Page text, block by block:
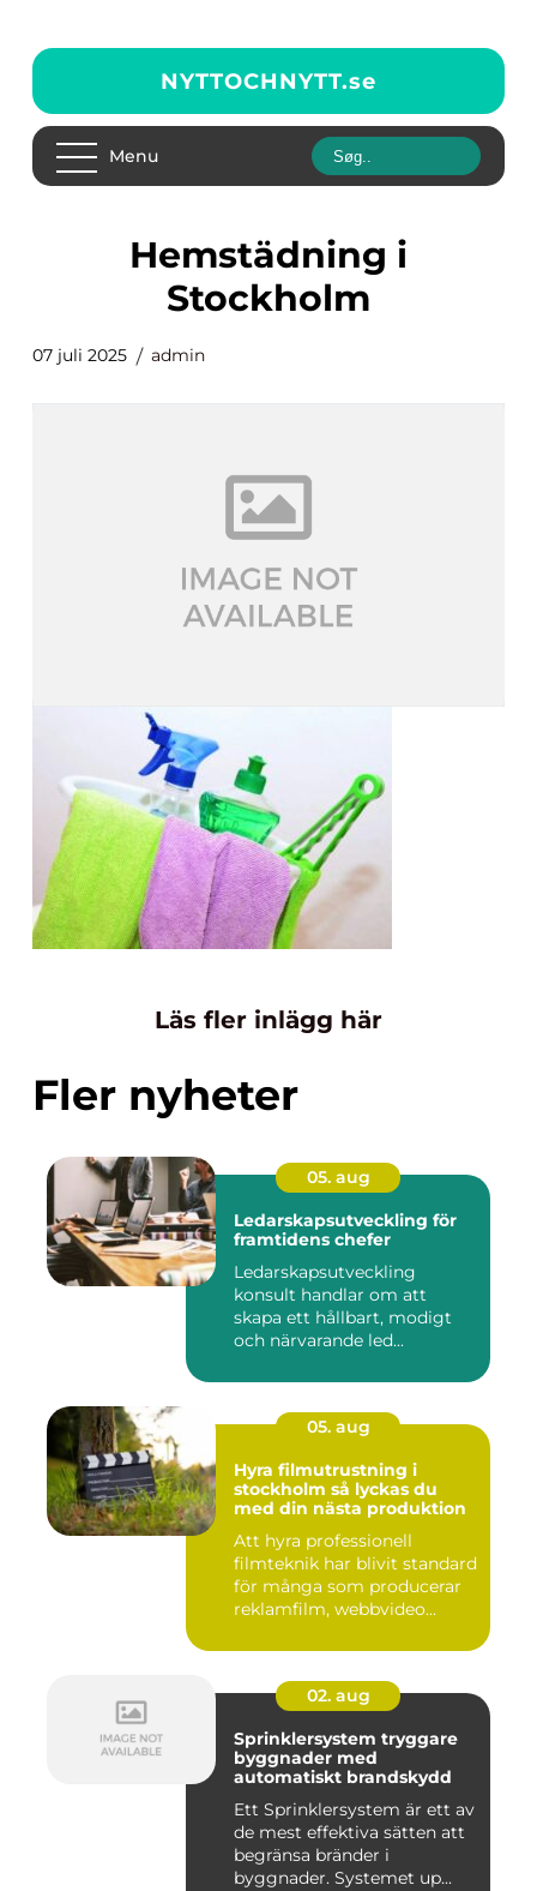
NYTTOCHNYTT.se
Menu
hemstädning i
Stockholm
07 juli 2025 admin
Läs fler inlägg här
Fler nyheter
05. aug
Ledarskapsutveckling för
framtidens chefer
Ledarskapsutveckling
konsult handlar om att
skapa ett hållbart, modigt
och närvarande led...
05. aug
Hyra filmutrustning i
stockholm så lyckas du
med din nästa produktion
Att hyra professionell
filmteknik har blivit standard
för många som producerar
reklamfilm, webbvideo...
02. aug
Sprinklersystem tryggare
byggnader med
automatiskt brandskydd
Ett Sprinklersystem är ett av
de mest effektiva sätten att
begränsa bränder i
byggnader. Systemet up...